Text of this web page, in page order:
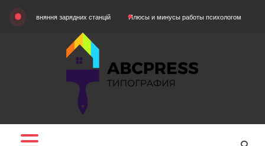
Skip
зарядних станцій Плюсы и минусы работы психологом Домашняя